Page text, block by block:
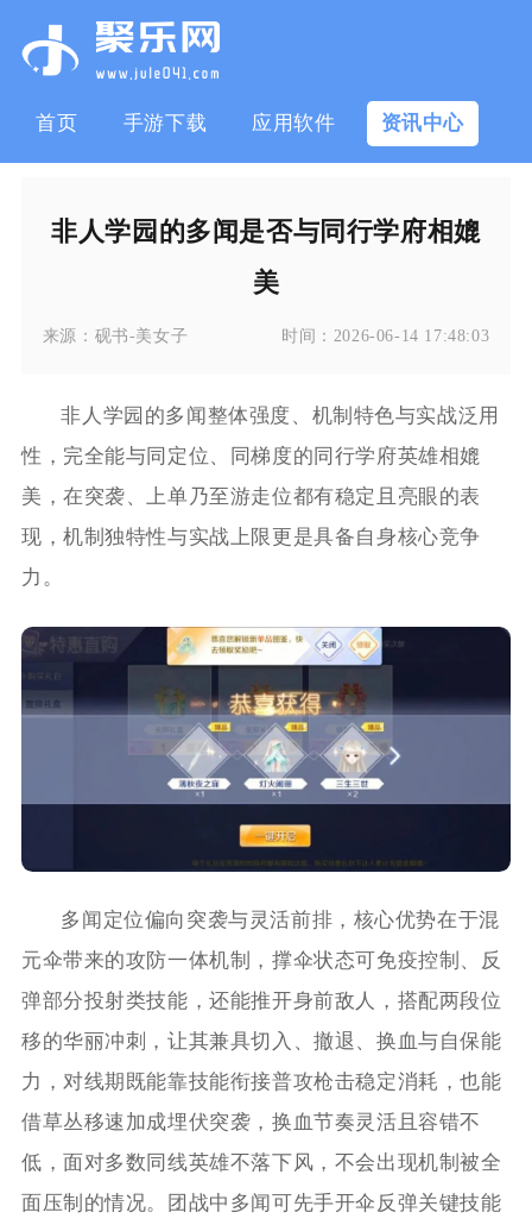
首页 手游下载 应用软件 资讯中心
非人学园的多闻是否与同行学府相媲
美
来源： 砚书-美女子 时间： 2026-06-14 17:48:03
非人学园的多闻整体强度、机制特色与实战泛用
性，完全能与同定位、同梯度的同行学府英雄相媲
美，在突袭、上单乃至游走位都有稳定且亮眼的表
现，机制独特性与实战上限更是具备自身核心竞争
力。
多闻定位偏向突袭与灵活前排，核心优势在于混
元伞带来的攻防一体机制，撑伞状态可免疫控制、反
弹部分投射类技能，还能推开身前敌人，搭配两段位
移的华丽冲刺，让其兼具切入、撤退、换血与自保能
力，对线期既能靠技能衔接普攻枪击稳定消耗，也能
借草丛移速加成埋伏突袭，换血节奏灵活且容错不
低，面对多数同线英雄不落下风，不会出现机制被全
面压制的情况。团战中多闻可先手开伞反弹关键技能